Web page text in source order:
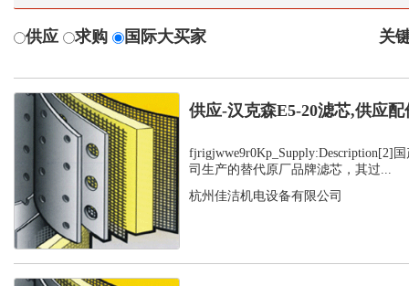
供应 求购 国际大买家 关
供应-汉克森E5-20滤芯,供应配
fjrigjwwe9r0Kp_Supply:Description[2]
司生产的替代原厂品牌滤芯，其过...
杭州佳洁机电设备有限公司